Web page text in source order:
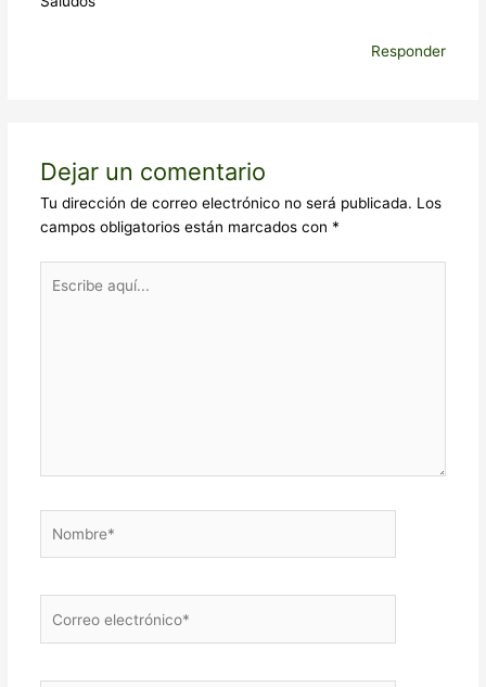
Responder
Dejar un comentario
Tu dirección de correo electrónico no será publicada. Los
campos obligatorios están marcados con *
aquí...
electrónico*